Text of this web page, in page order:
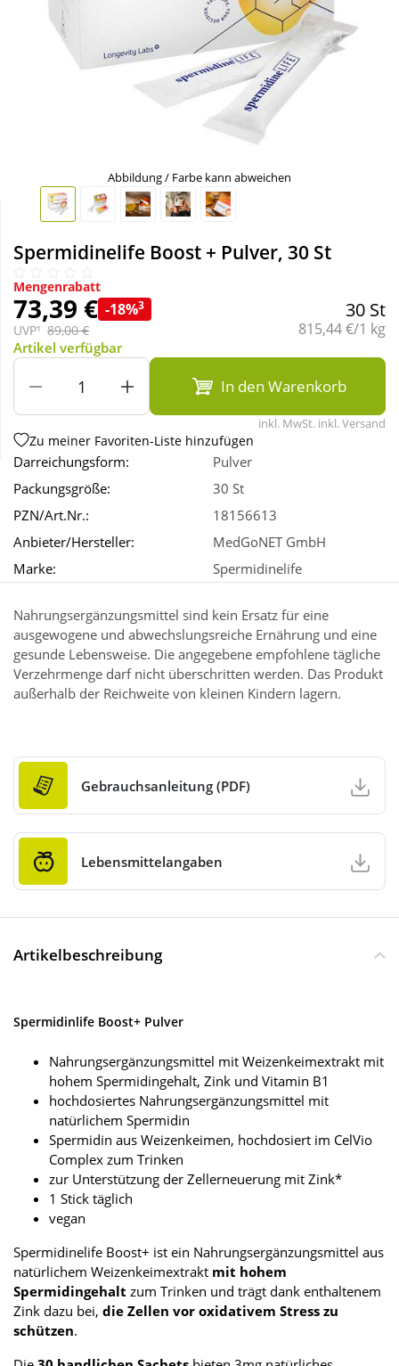
Schnäppchen
Täglich gut versorgt
Körperpflege & Kosmetik
Liebe & Erotik
Nahrungsergänzung
Sanitätshaus
Sport & Fitness
Tierbedarf
Wellness
Abbildung / Farbe kann abweichen
Spermidinelife Boost + Pulver, 30 St
Mengenrabatt
73,39 € -18%3
UVP¹ 89,00 €
30 St
Grundpreis:
815,44 €/1 kg
Artikel verfügbar
In den Warenkorb
inkl. MwSt. inkl. Versand
Zu meiner Favoriten-Liste hinzufügen
Darreichungsform:
Pulver
Packungsgröße:
30 St
PZN/Art.Nr.:
18156613
Anbieter/Hersteller:
MedGoNET GmbH
Marke:
Spermidinelife
Nahrungsergänzungsmittel sind kein Ersatz für eine
ausgewogene und abwechslungsreiche Ernährung und eine
gesunde Lebensweise. Die angegebene empfohlene tägliche
Verzehrmenge darf nicht überschritten werden. Das Produkt
außerhalb der Reichweite von kleinen Kindern lagern.
Gebrauchsanleitung (PDF)
Lebensmittelangaben
Artikelbeschreibung
Spermidinlife Boost+ Pulver
Nahrungsergänzungsmittel mit Weizenkeimextrakt mit
hohem Spermidingehalt, Zink und Vitamin B1
hochdosiertes Nahrungsergänzungsmittel mit
natürlichem Spermidin
Spermidin aus Weizenkeimen, hochdosiert im CelVio
Complex zum Trinken
zur Unterstützung der Zellerneuerung mit Zink*
1 Stick täglich
vegan
Spermidinelife Boost+ ist ein Nahrungsergänzungsmittel aus
natürlichem Weizenkeimextrakt mit hohem
Spermidingehalt zum Trinken und trägt dank enthaltenem
Zink dazu bei, die Zellen vor oxidativem Stress zu
schützen.